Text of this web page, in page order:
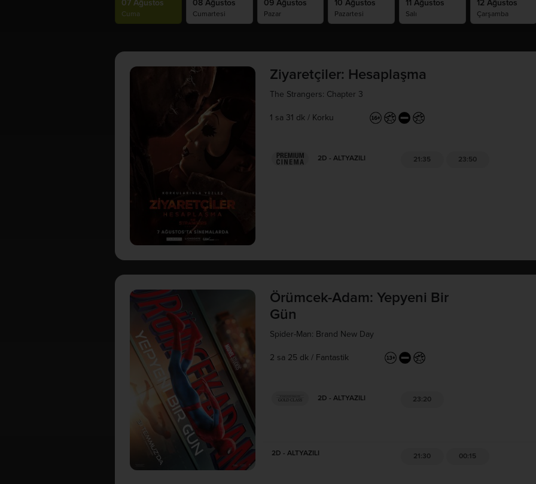
07 Ağustos
Cuma
08 Ağustos
Cumartesi
09 Ağustos
Pazar
10 Ağustos
Pazartesi
11 Ağustos
Salı
12 Ağustos
Çarşamba
Ziyaretçiler: Hesaplaşma
The Strangers: Chapter 3
1 sa 31 dk / Korku
2D - ALTYAZILI 21:35 23:50
Örümcek-Adam: Yepyeni Bir
Gün
Spider-Man: Brand New Day
2 sa 25 dk / Fantastik
2D - ALTYAZILI 23:20
2D - ALTYAZILI 21:30 00:15